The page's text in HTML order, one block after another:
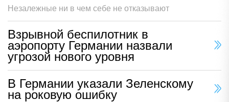
Незалежные ни в чем себе не отказывают
Взрывной беспилотник в
аэропорту Германии назвали
угрозой нового уровня
В Германии указали Зеленскому
на роковую ошибку